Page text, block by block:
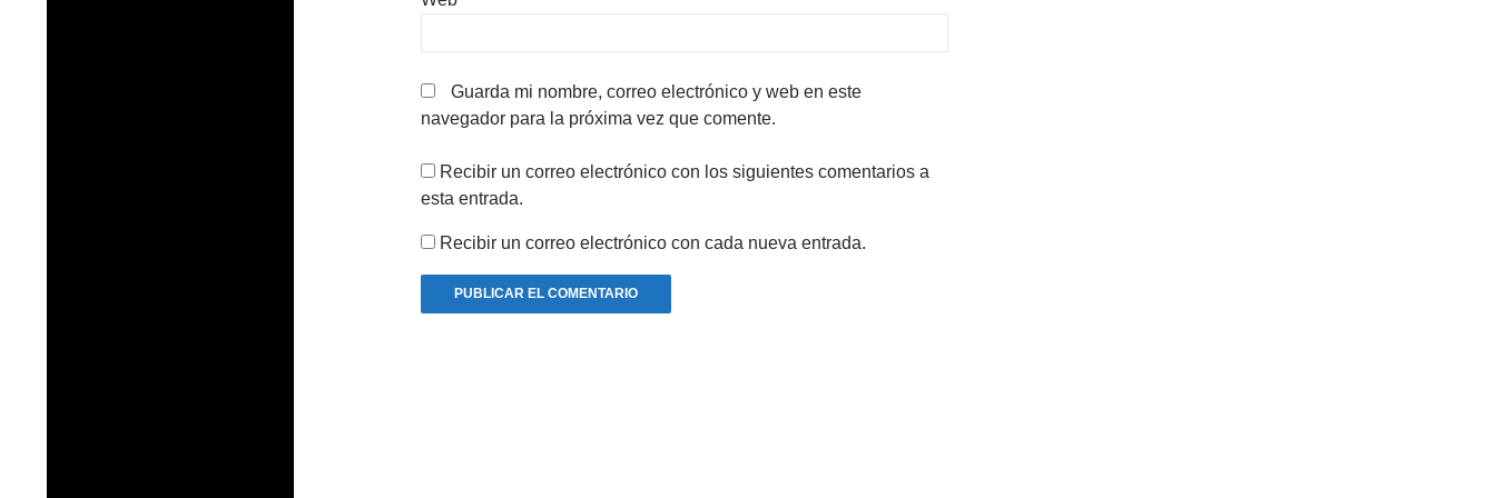
Guarda mi nombre, correo electrónico y web en este
navegador para la próxima vez que comente.
Recibir un correo electrónico con los siguientes comentarios a
esta entrada.
Recibir un correo electrónico con cada nueva entrada.